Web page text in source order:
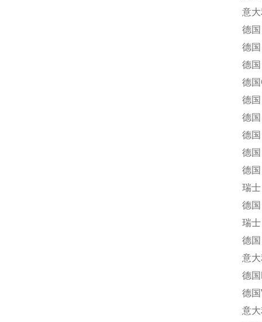
意大
德国
德国
德国
德国
德国
德国
德国
德国
德国
瑞士
德国
瑞士
德国
意大
德国
德国
意大利